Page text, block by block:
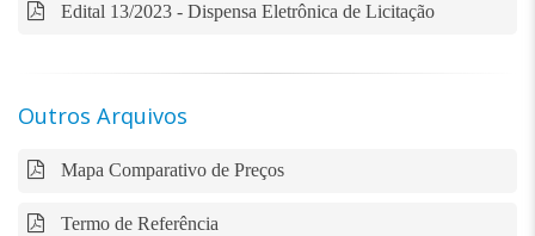
Edital 13/2023 - Dispensa Eletrônica de Licitação
Outros Arquivos
Mapa Comparativo de Preços
Termo de Referência